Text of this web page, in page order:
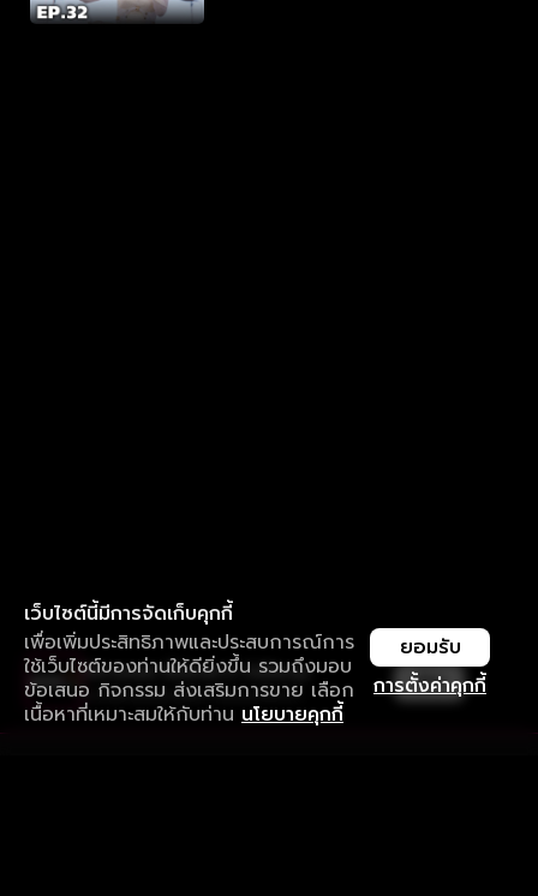
เว็บไซต์นี้มีการจัดเก็บคุกกี้
เพื่อเพิ่มประสิทธิภาพและประสบการณ์การ
ใช้เว็บไซต์ของท่านให้ดียิ่งขึ้น รวมถึงมอบ
ข้อเสนอ กิจกรรม ส่งเสริมการขาย เลือก
เนื้อหาที่เหมาะสมให้กับท่าน นโยบายคุกกี้
การตั้งค่าคุกกี้
ยอมรับ
ใช้งานแอป ลื่นไหลกว่า ไม่มีสะดุด
ดาวน์โหลดแอปเพื่อการรับชมที่ดีกว่า เปิด